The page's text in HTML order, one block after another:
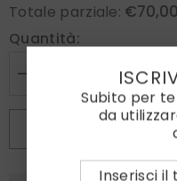
Totale parziale: €70,00
Quantità:
quantità
3
Aumenta
la
quantità
per
pieghe
ROMBOID
AGGIUNGI AL
Subito per
da